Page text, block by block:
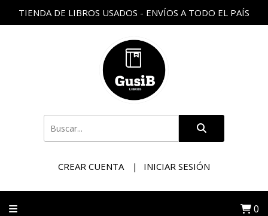
TIENDA DE LIBROS USADOS - ENVÍOS A TODO EL PAÍS
CREAR CUENTA INICIAR SESIÓN
0